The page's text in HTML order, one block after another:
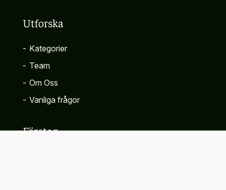
Utforska
- Kategorier
- Team
- Om Oss
- Vanliga frågor
Företag